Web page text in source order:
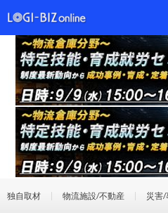
独自取材 物流施設/不動産 災害